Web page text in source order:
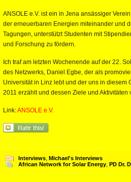
ANSOLE e.V. ist ein in Jena ansässiger
der erneuerbaren Energien miteinander und
Tagungen, unterstützt Studenten mit
und Forschung zu fördern.
Ich traf am letzten Wochenende auf der 22.
des Netzwerks, Daniel Egbe, der als
Universität in Linz lebt und der uns in diesem
2011 erzählt und dessen Ziele und Aktivitäten
Link:ANSOLE e.V.
Interviews Michael's Interviews
African Network for Solar Energy PD Dr.